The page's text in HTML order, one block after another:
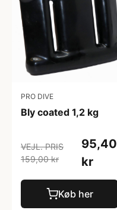
PRO DIVE
Bly coated 1,2 kg
VEJL. PRIS
159,00 kr
95,40
kr
Køb her